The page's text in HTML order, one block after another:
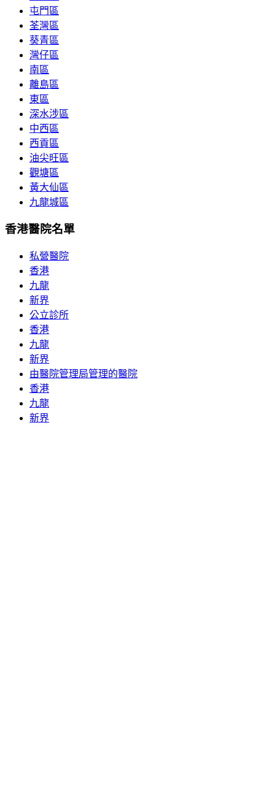
屯門區
荃灣區
葵青區
灣仔區
南區
離島區
東區
深水涉區
中西區
西貢區
油尖旺區
觀塘區
黃大仙區
九龍城區
香港醫院名單
私營醫院
香港
九龍
新界
公立診所
香港
九龍
新界
由醫院管理局管理的醫院
香港
九龍
新界